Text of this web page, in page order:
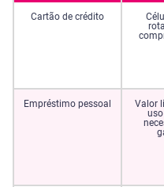
Cartão de crédito
Empréstimo pessoal
Valor